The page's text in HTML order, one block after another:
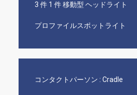
3 件 1 件 移動型 ヘッドライト
プロファイルスポットライト
コンタクトパーソン : Cradle